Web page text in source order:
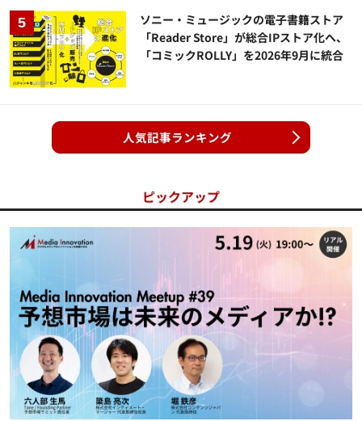
ソニー・ミュージックの電子書籍ストア
「Reader Store」が総合IPストア化へ、
「コミックROLLY」を2026年9月に統合
人気記事ランキング
ピックアップ